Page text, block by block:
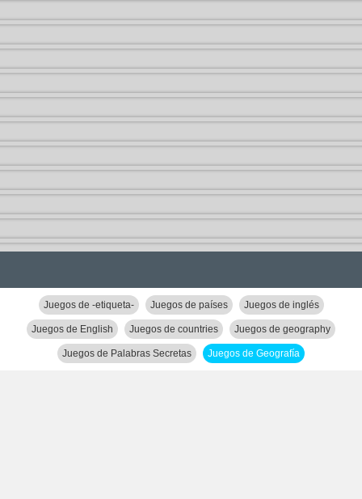
Juegos de -etiqueta- Juegos de países Juegos de inglés
Juegos de English Juegos de countries Juegos de geography
Juegos de Palabras Secretas Juegos de Geografía